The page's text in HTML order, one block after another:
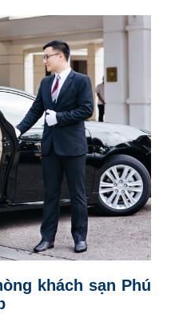
khách sạn Phú